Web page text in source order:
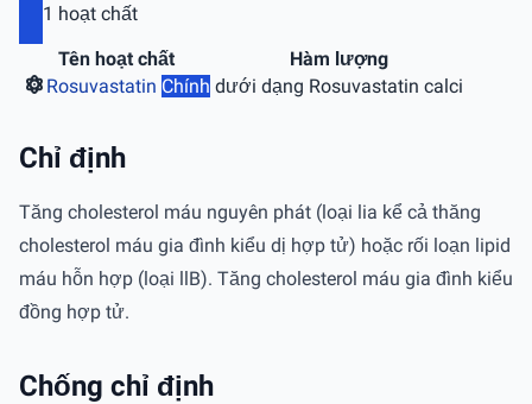
1 hoạt chất
Tên hoạt chất
Hàm lượng
Rosuvastatin Chính dưới dạng Rosuvastatin calci
Chỉ định
Tăng cholesterol máu nguyên phát (loại lia kể cả thăng
cholesterol máu gia đình kiểu dị hợp tử) hoặc rối loạn lipid
máu hỗn hợp (loại llB). Tăng cholesterol máu gia đình kiểu
đồng hợp tử.
Chống chỉ định